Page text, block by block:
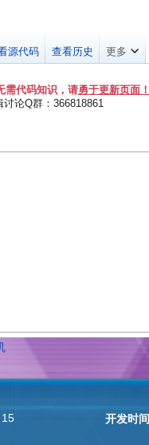
需代码知识，请勇于更新页面！
讨论Q群：366818861
15 开发时间
源代码 查看历史 更多